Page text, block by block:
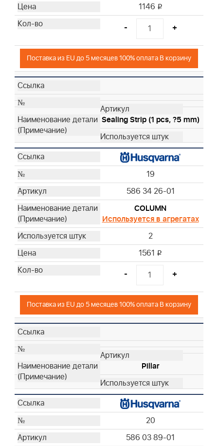
1146 i
- +
Поставка из EU до 5 месяцев 100% оплата В корзину
Sealing Strip (1 pcs, ?5 mm)
19
586 34 26-01
COLUMN
Используется в агрегатах
2
1561 i
- +
Поставка из EU до 5 месяцев 100% оплата В корзину
Pillar
20
586 03 89-01